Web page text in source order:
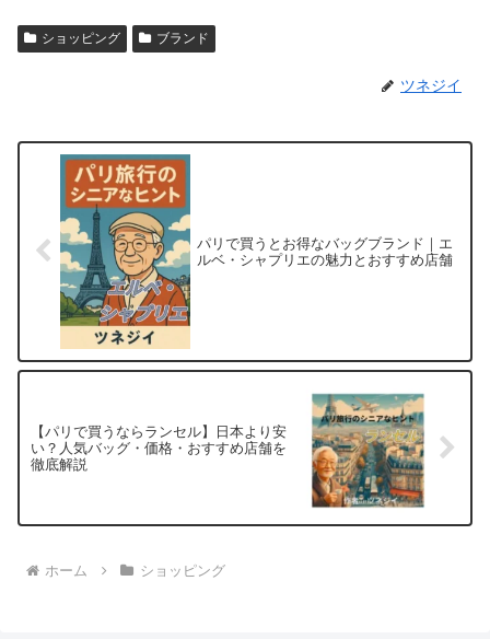
ショッピング ブランド
ツネジイ
パリで買うとお得なバッグブランド｜エ
ルベ・シャプリエの魅力とおすすめ店舗
【パリで買うならランセル】日本より安
い？人気バッグ・価格・おすすめ店舗を
徹底解説
ホーム ショッピング